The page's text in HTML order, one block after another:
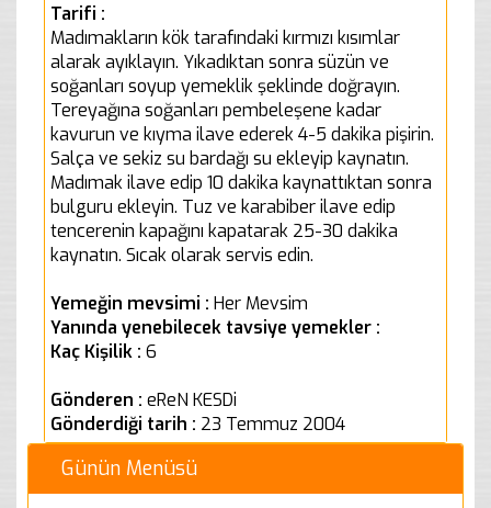
Tarifi :
Madımakların kök tarafındaki kırmızı kısımlar
alarak ayıklayın. Yıkadıktan sonra süzün ve
soğanları soyup yemeklik şeklinde doğrayın.
Tereyağına soğanları pembeleşene kadar
kavurun ve kıyma ilave ederek 4-5 dakika pişirin.
Salça ve sekiz su bardağı su ekleyip kaynatın.
Madımak ilave edip 10 dakika kaynattıktan sonra
bulguru ekleyin. Tuz ve karabiber ilave edip
tencerenin kapağını kapatarak 25-30 dakika
kaynatın. Sıcak olarak servis edin.
Yemeğin mevsimi : Her Mevsim
Yanında yenebilecek tavsiye yemekler :
Kaç Kişilik : 6
Gönderen : eReN KESDi
Gönderdiği tarih : 23 Temmuz 2004
Günün Menüsü